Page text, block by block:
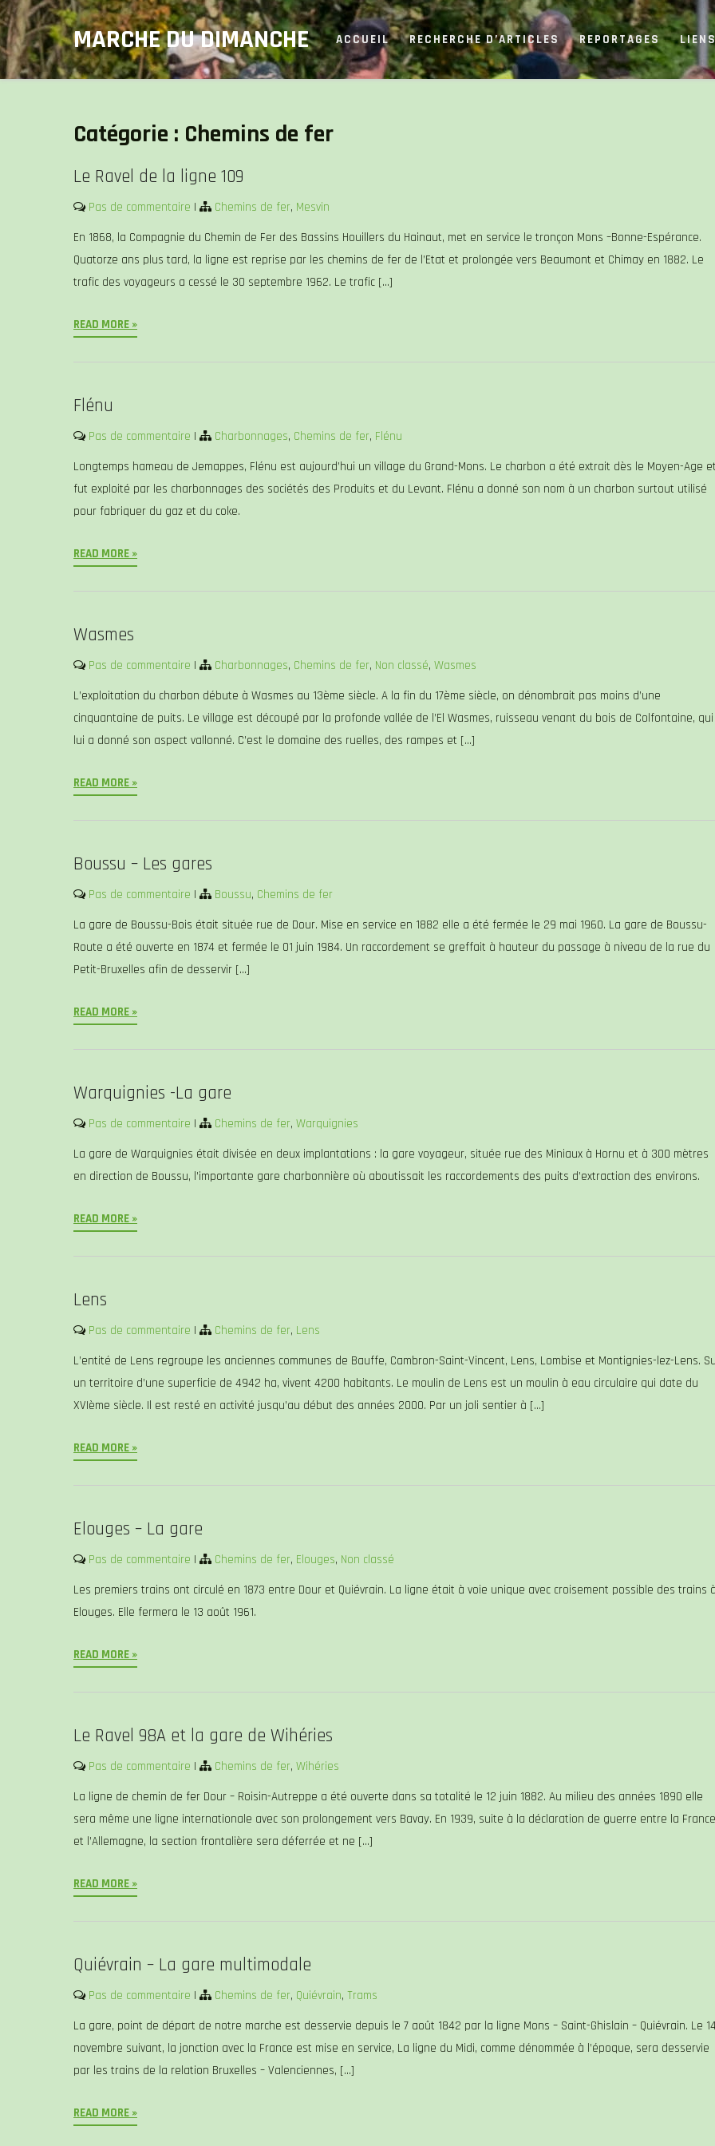
Skip
to
content
MARCHE DU DIMANCHE ACCUEIL RECHERCHE D’ARTICLES REPORTAGES
Catégorie : Chemins de fer
Le Ravel de la ligne 109
Pas de commentaire | Chemins de fer, Mesvin
En 1868, la Compagnie du Chemin de Fer des Bassins Houillers du Hainaut, met en service le tronçon Mons –Bonne-Espérance.
Quatorze ans plus tard, la ligne est reprise par les chemins de fer de l’Etat et prolongée vers Beaumont et Chimay en 1882. Le
trafic des voyageurs a cessé le 30 septembre 1962. Le trafic […]
READ MORE »
Flénu
Pas de commentaire | Charbonnages, Chemins de fer, Flénu
Longtemps hameau de Jemappes, Flénu est aujourd’hui un village du Grand-Mons. Le charbon a été extrait dès le Moyen-Age
fut exploité par les charbonnages des sociétés des Produits et du Levant. Flénu a donné son nom à un charbon surtout utilisé
pour fabriquer du gaz et du coke.
READ MORE »
Wasmes
Pas de commentaire | Charbonnages, Chemins de fer, Non classé, Wasmes
L’exploitation du charbon débute à Wasmes au 13ème siècle. A la fin du 17ème siècle, on dénombrait pas moins d’une
cinquantaine de puits. Le village est découpé par la profonde vallée de l’El Wasmes, ruisseau venant du bois de Colfontaine, qui
lui a donné son aspect vallonné. C’est le domaine des ruelles, des rampes et […]
READ MORE »
Boussu – Les gares
Pas de commentaire | Boussu, Chemins de fer
La gare de Boussu-Bois était située rue de Dour. Mise en service en 1882 elle a été fermée le 29 mai 1960. La gare de Boussu-
Route a été ouverte en 1874 et fermée le 01 juin 1984. Un raccordement se greffait à hauteur du passage à niveau de la rue du
Petit-Bruxelles afin de desservir […]
READ MORE »
Warquignies -La gare
Pas de commentaire | Chemins de fer, Warquignies
La gare de Warquignies était divisée en deux implantations : la gare voyageur, située rue des Miniaux à Hornu et à 300 mètres
en direction de Boussu, l’importante gare charbonnière où aboutissait les raccordements des puits d’extraction des environs.
READ MORE »
Lens
Pas de commentaire | Chemins de fer, Lens
L’entité de Lens regroupe les anciennes communes de Bauffe, Cambron-Saint-Vincent, Lens, Lombise et Montignies-lez-Lens.
un territoire d’une superficie de 4942 ha, vivent 4200 habitants. Le moulin de Lens est un moulin à eau circulaire qui date du
XVIème siècle. Il est resté en activité jusqu’au début des années 2000. Par un joli sentier à […]
READ MORE »
Elouges – La gare
Pas de commentaire | Chemins de fer, Elouges, Non classé
Les premiers trains ont circulé en 1873 entre Dour et Quiévrain. La ligne était à voie unique avec croisement possible des trains
Elouges. Elle fermera le 13 août 1961.
READ MORE »
Le Ravel 98A et la gare de Wihéries
Pas de commentaire | Chemins de fer, Wihéries
La ligne de chemin de fer Dour – Roisin-Autreppe a été ouverte dans sa totalité le 12 juin 1882. Au milieu des années 1890 elle
sera même une ligne internationale avec son prolongement vers Bavay. En 1939, suite à la déclaration de guerre entre la France
et l’Allemagne, la section frontalière sera déferrée et ne […]
READ MORE »
Quiévrain – La gare multimodale
Pas de commentaire | Chemins de fer, Quiévrain, Trams
La gare, point de départ de notre marche est desservie depuis le 7 août 1842 par la ligne Mons – Saint-Ghislain – Quiévrain. Le
novembre suivant, la jonction avec la France est mise en service, La ligne du Midi, comme dénommée à l’époque, sera desservie
par les trains de la relation Bruxelles – Valenciennes, […]
READ MORE »